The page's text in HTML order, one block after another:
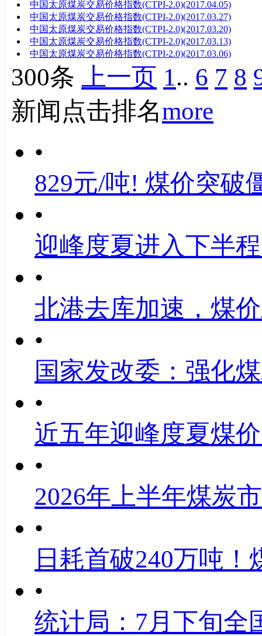
中国太原煤炭交易价格指数(CTPI-2.0)(2017.04.05)
中国太原煤炭交易价格指数(CTPI-2.0)(2017.03.27)
中国太原煤炭交易价格指数(CTPI-2.0)(2017.03.20)
中国太原煤炭交易价格指数(CTPI-2.0)(2017.03.13)
中国太原煤炭交易价格指数(CTPI-2.0)(2017.03.06)
300条 上一页 1.. 6 7 8
新闻点击排名more
•
829元/吨! 煤价突破
•
迎峰度夏进入下半
•
北港去库加速，煤
•
国家发改委：强化
•
近五年迎峰度夏煤
•
2026年上半年煤炭
•
日耗首破240万吨！
•
统计局：7月下旬全